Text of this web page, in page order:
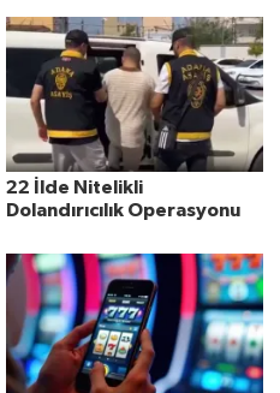
22 İlde Nitelikli
Dolandırıcılık Operasyonu